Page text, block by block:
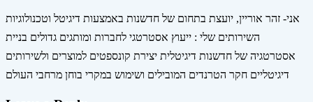
אני- זהר אוריין, יועצת בתחום של חדשנות באמצעות דיגיטל וטכנולוגיות
השירותים שלי : ייעוץ אסטרטגי לחברות ומותגים גדולים בניית
אסטרטגיה של חדשנות דיגיטלית יצירת קונספטים למוצרים ולשירותים
דיגיטליים חקר הטרנדים המובילים ושימוש במקרי בוחן מרחבי העולם